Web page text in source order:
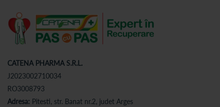
CATENA PHARMA S.R.L.
J2023002710034
RO3008793
Adresa: Pitesti, str. Banat nr.2, judet Arges